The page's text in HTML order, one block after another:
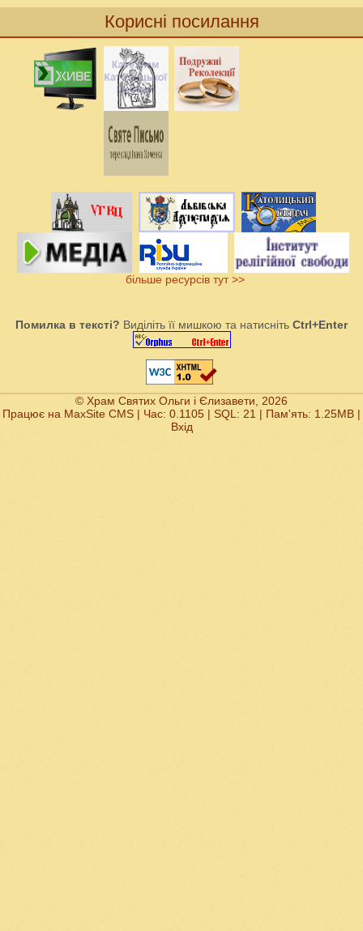
Корисні посилання
більше ресурсів тут >>
Помилка в тексті? Виділіть її мишкою та натисніть Ctrl+Enter
© Храм Святих Ольги і Єлизавети, 2026
Працює на MaxSite CMS | Час: 0.1105 | SQL: 21 | Пам'ять: 1.25MB |
Вхід